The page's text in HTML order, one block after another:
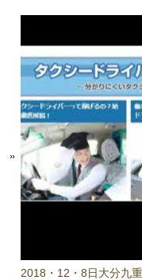
2018・12・8日大分九